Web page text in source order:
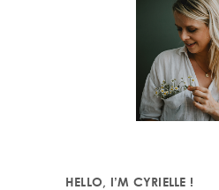
HELLO, I’M CYRIELLE !